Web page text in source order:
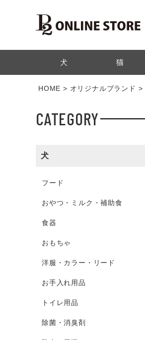
検索
犬 猫
HOME オリジナルブランド
CATEGORY
犬
フード
おやつ・ミルク・補助食
食器
おもちゃ
洋服・カラー・リード
お手入れ用品
トイレ用品
除菌・消臭剤